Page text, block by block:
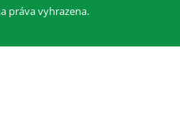
práva vyhrazena.